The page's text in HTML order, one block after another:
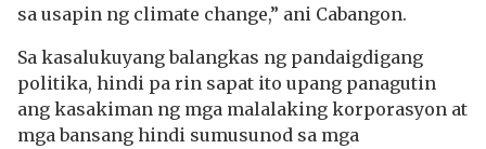
sa usapin ng climate change,” ani Cabangon.
Sa kasalukuyang balangkas ng pandaigdigang
politika, hindi pa rin sapat ito upang panagutin
ang kasakiman ng mga malalaking korporasyon at
mga bansang hindi sumusunod sa mga